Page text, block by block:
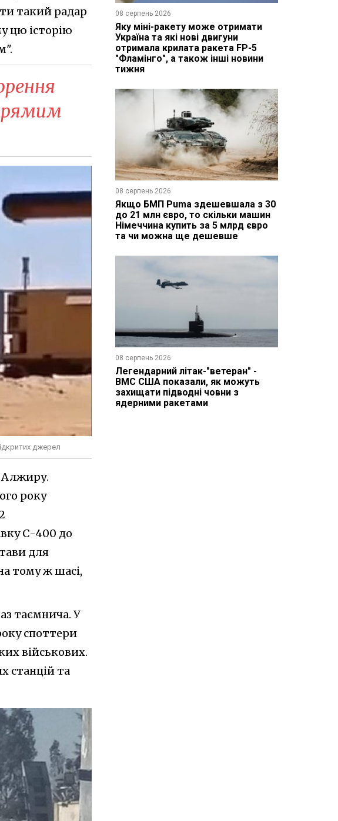
такий радар
цю історію
джерел
Алжиру.
року
С-400 до
для
тому ж шасі,
таємнича. У
споттери
військових.
станцій та
08 серпень 2026
Яку міні-ракету може отримати
Україна та які нові двигуни
отримала крилата ракета FP-5
"Фламінго", а також інші новини
тижня
08 серпень 2026
Якщо БМП Puma здешевшала з 30
до 21 млн євро, то скільки машин
Німеччина купить за 5 млрд євро
та чи можна ще дешевше
08 серпень 2026
Легендарний літак-"ветеран" -
ВМС США показали, як можуть
захищати підводні човни з
ядерними ракетами